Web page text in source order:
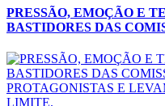
PRESSÃO, EMOÇÃO E
BASTIDORES DAS